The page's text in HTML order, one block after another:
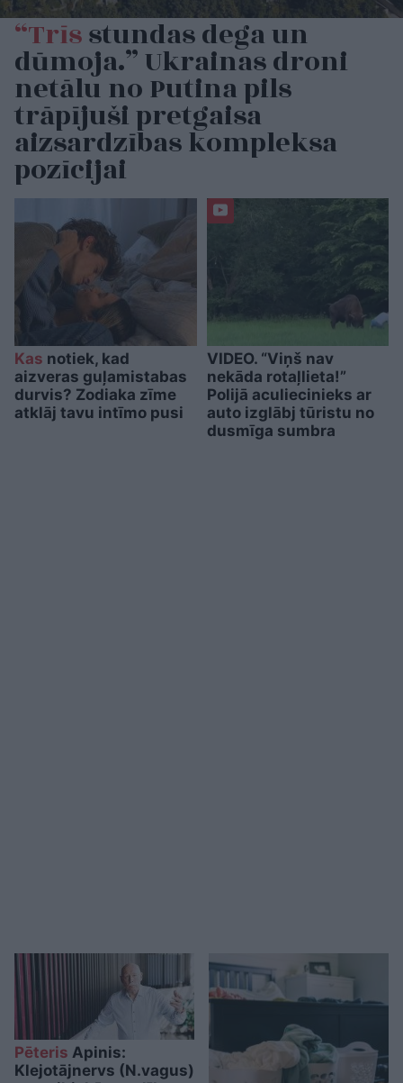
“Trīsstundas dega un
dūmoja.” Ukrainas droni
netālu no Putina pils
trāpījuši pretgaisa
aizsardzības kompleksa
pozīcijai
Kas notiek, kad
aizveras guļamistabas
durvis? Zodiaka zīme
atklāj tavu intīmo pusi
VIDEO. “Viņš nav
nekāda rotaļlieta!”
Polijā aculiecinieks ar
auto izglābj tūristu no
dusmīga sumbra
Pēteris Apinis:
Klejotājnervs (N.vagus)